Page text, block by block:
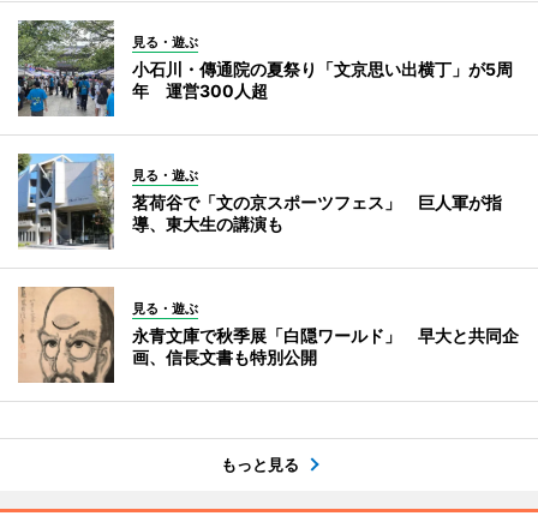
見る・遊ぶ
小石川・傳通院の夏祭り「文京思い出横丁」が5周
年 運営300人超
見る・遊ぶ
茗荷谷で「文の京スポーツフェス」 巨人軍が指
導、東大生の講演も
見る・遊ぶ
永青文庫で秋季展「白隠ワールド」 早大と共同企
画、信長文書も特別公開
もっと見る